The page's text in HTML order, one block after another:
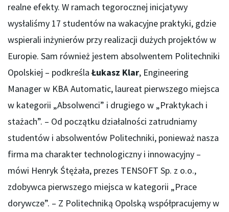
realne efekty. W ramach tegorocznej inicjatywy
wysłaliśmy 17 studentów na wakacyjne praktyki, gdzie
wspierali inżynierów przy realizacji dużych projektów w
Europie. Sam również jestem absolwentem Politechniki
Opolskiej – podkreślaŁukasz Klar, Engineering
Manager w KBA Automatic, laureat pierwszego miejsca
w kategorii „Absolwenci” i drugiego w „Praktykach i
stażach”. – Od początku działalności zatrudniamy
studentów i absolwentów Politechniki, ponieważ nasza
firma ma charakter technologiczny i innowacyjny –
mówi Henryk Śtężała, prezes TENSOFT Sp. z o.o.,
zdobywca pierwszego miejsca w kategorii „Prace
dorywcze”. – Z Politechniką Opolską współpracujemy w